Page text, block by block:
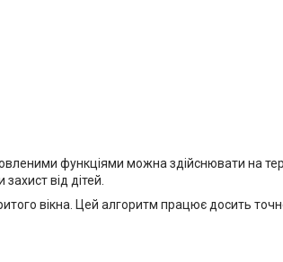
функціями можна здійснювати на
від дітей.
вікна. Цей алгоритм працює досить